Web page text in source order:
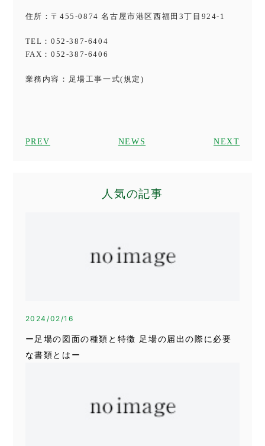
住所：〒455-0874 名古屋市港区西福田3丁目924-1
TEL：052-387-6404
FAX：052-387-6406
業務内容：足場工事一式(規定)
PREV NEWS NEXT
人気の記事
2024/02/16
ー足場の図面の種類と特徴 足場の届出の際に必要
な書類とはー